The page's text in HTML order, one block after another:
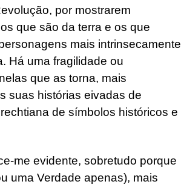
por mostrarem
que são da terra e os que
mais intrinsecamente
Há uma fragilidade ou
que as torna, mais
suas histórias eivadas de
de símbolos históricos e
me evidente, sobretudo porque
uma Verdade apenas), mais